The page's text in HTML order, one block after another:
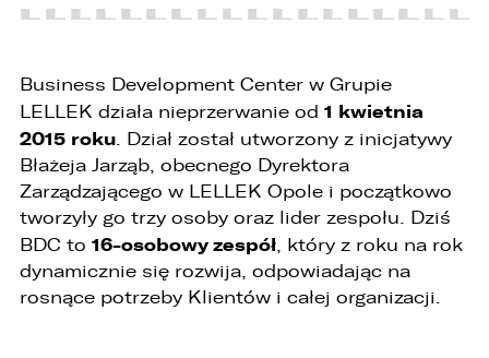
Business Development Center w Grupie
LELLEK działa nieprzerwanie od 1 kwietnia
2015 roku. Dział został utworzony z inicjatywy
Błażeja Jarząb, obecnego Dyrektora
Zarządzającego w LELLEK Opole i początkowo
tworzyły go trzy osoby oraz lider zespołu. Dziś
BDC to 16-osobowy zespół, który z roku na rok
dynamicznie się rozwija, odpowiadając na
rosnące potrzeby Klientów i całej organizacji.
ZASTĄP
ZASTĄP
SKOPIUJ LINK